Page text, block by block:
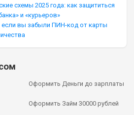
схемы 2025 года: как защититься
и «курьеров»
если вы забыли ПИН-код от карты
Оформить Деньги до зарплаты
Оформить Займ 30000 рублей